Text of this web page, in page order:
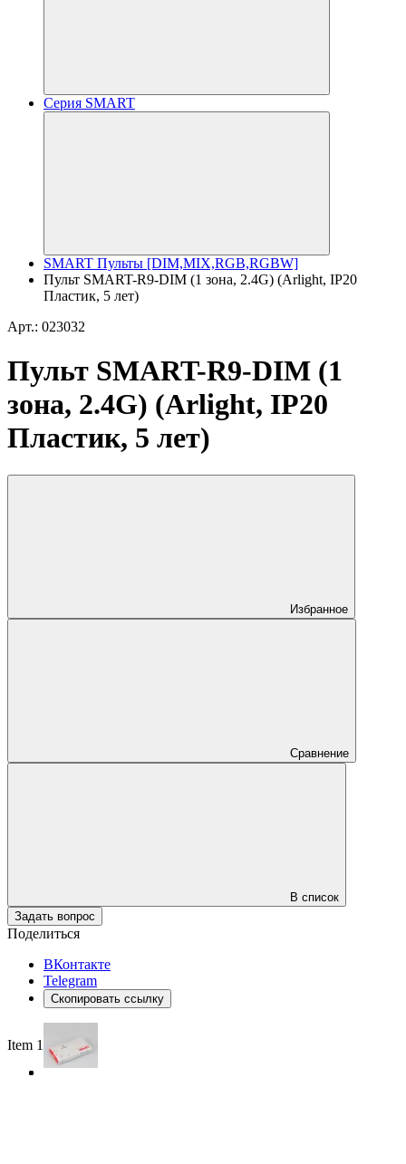
Серия SMART
SMART Пульты [DIM,MIX,RGB,RGBW]
Пульт SMART-R9-DIM (1 зона, 2.4G) (Arlight, IP20
Пластик, 5 лет)
Арт.: 023032
Пульт SMART-R9-DIM (1
зона, 2.4G) (Arlight, IP20
Пластик, 5 лет)
Избранное
Сравнение
В список
Задать вопрос
Поделиться
ВКонтакте
Telegram
Скопировать ссылку
Item 1 of 3